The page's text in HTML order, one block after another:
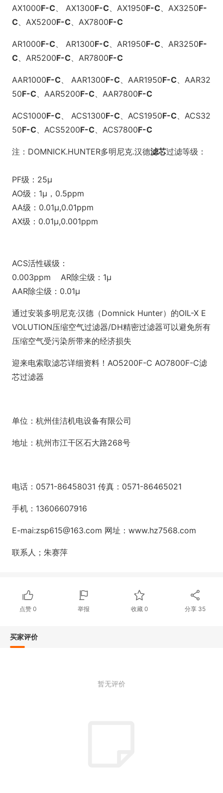
AX1000F-C、 AX1300F-C、 AX1950F-C、 AX3250F-
C、 AX5200F-C、 AX7800F-C
AR1000F-C、 AR1300F-C、 AR1950F-C、 AR3250F-
C、 AR5200F-C、 AR7800F-C
AAR1000F-C、 AAR1300F-C、 AAR1950F-C、 AAR32
50F-C、 AAR5200F-C、 AAR7800F-C
ACS1000F-C、 ACS1300F-C、 ACS1950F-C、 ACS32
50F-C、 ACS5200F-C、 ACS7800F-C
注：DOMNICK.HUNTER多明尼克.汉德滤芯过滤等级：
PF级：25μ
AO级：1μ，0.5ppm
AA级：0.01μ,0.01ppm
AX级：0.01μ,0.001ppm
ACS活性碳级：
0.003ppm AR除尘级：1μ
AAR除尘级：0.01μ
通过安装多明尼克·汉德（Domnick Hunter）的OIL-X E
VOLUTION压缩空气过滤器/DH精密过滤器可以避免所有
压缩空气受污染所带来的经济损失
迎来电索取滤芯详细资料！AO5200F-C AO7800F-C滤
芯过滤器
单位：杭州佳洁机电设备有限公司
地址：杭州市江干区石大路268号
电话：0571-86458031 传真：0571-86465021
手机：13606607916
E-mai:zsp615@163.com 网址：www.hz7568.com
联系人；朱赛萍
点赞 0 举报 收藏 0 分享 35
买家评价
暂无评价